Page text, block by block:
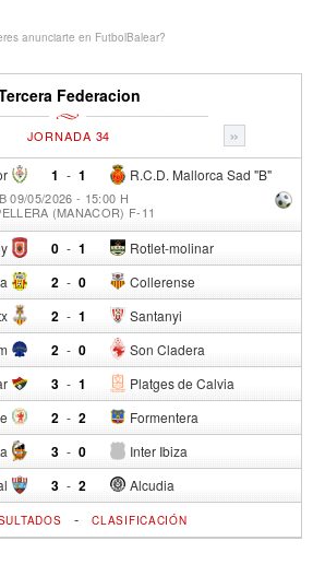
anunciarte en FutbolBalear?
Federacion
»
JORNADA 34
1 - R.C.D. Mallorca Sad "B"
1
09/05/2026 - 15:00 H
(MANACOR) F-11
0 - Rotlet-molinar
1
2 - Collerense
0
2 - Santanyi
1
2 - Son Cladera
0
3 - Platges de Calvia
1
2 - Formentera
2
3 - Inter Ibiza
0
3 - Alcudia
2
-CLASIFICACIÓN